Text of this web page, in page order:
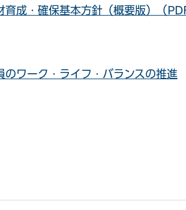
育成・確保基本方針（概要版）（
のワーク・ライフ・バランスの推進